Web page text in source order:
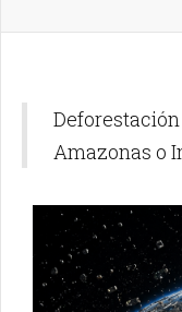
Amazonas o